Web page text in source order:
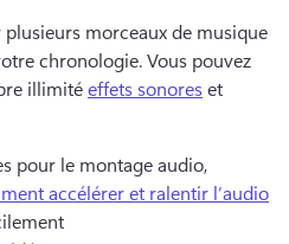
plusieurs morceaux de musique
chronologie. Vous pouvez
illimité effets sonores et
pour le montage audio,
accélérer et ralentir l’audio